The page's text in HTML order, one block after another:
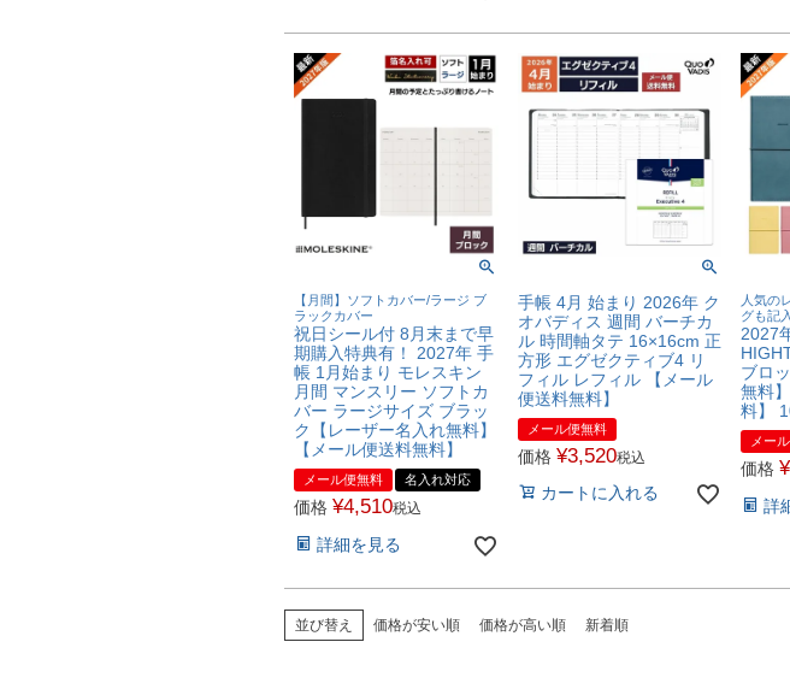
【月間】ソフトカバー/ラージ ブ
ラックカバー
祝日シール付 8月末まで早
期購入特典有！ 2027年 手
帳 1月始まり モレスキン
月間 マンスリー ソフトカ
バー ラージサイズ ブラッ
ク【レーザー名入れ無料】
【メール便送料無料】
メール便無料 名入れ対応
価格 ¥4,510税込
詳細を見る
手帳 4月 始まり 2026年 ク
オバディス 週間 バーチカ
ル 時間軸タテ 16×16cm 正
方形 エグゼクティブ4 リ
フィル レフィル 【メール
便送料無料】
メール便無料
価格 ¥3,520税込
カートに入れる
人気の
グも記
2027
ブロ
無料
料】
メー
価格 ¥
詳
並び替え 価格が安い順 価格が高い順 新着順